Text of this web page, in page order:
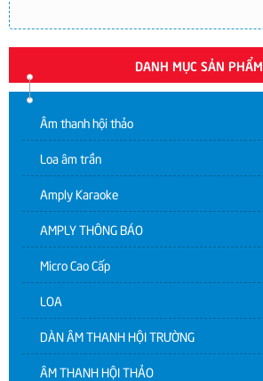
DANH MỤC SẢN PHẨM
Âm thanh hội thảo
Loa âm trần
Amply Karaoke
AMPLY THÔNG BÁO
Micro Cao Cấp
LOA
DÀN ÂM THANH HỘI TRƯỜNG
ÂM THANH HỘI THẢO